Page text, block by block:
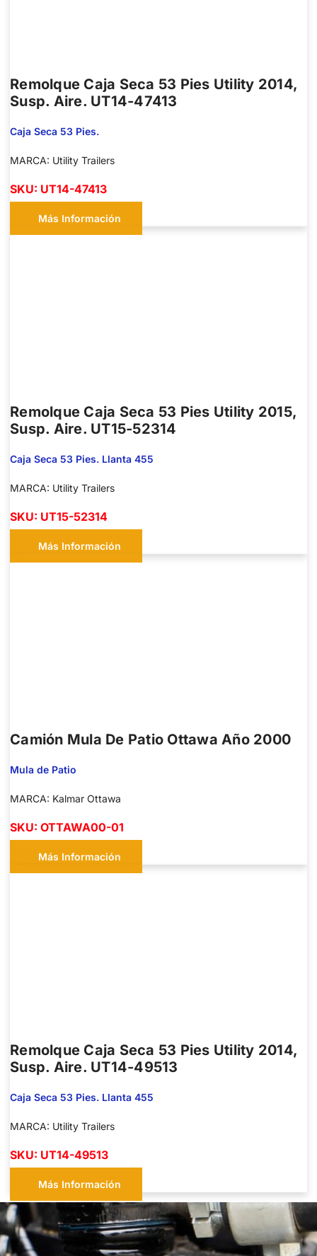
Remolque Caja Seca 53 Pies Utility 2014,
Susp. Aire. UT14-47413
Caja Seca 53 Pies.
MARCA: Utility Trailers
SKU: UT14-47413
Más Información
Remolque Caja Seca 53 Pies Utility 2015,
Susp. Aire. UT15-52314
Caja Seca 53 Pies. Llanta 455
MARCA: Utility Trailers
SKU: UT15-52314
Más Información
Camión Mula De Patio Ottawa Año 2000
Mula de Patio
MARCA: Kalmar Ottawa
SKU: OTTAWA00-01
Más Información
Remolque Caja Seca 53 Pies Utility 2014,
Susp. Aire. UT14-49513
Caja Seca 53 Pies. Llanta 455
MARCA: Utility Trailers
SKU: UT14-49513
Más Información